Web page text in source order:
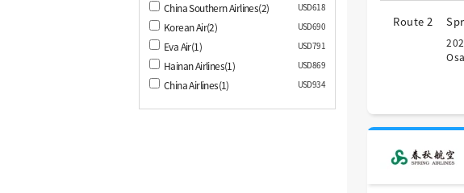
China Southern Airlines(2) USD618
Korean Air(2) USD690
Eva Air(1) USD791
Hainan Airlines(1) USD869
China Airlines(1) USD934
Route 2